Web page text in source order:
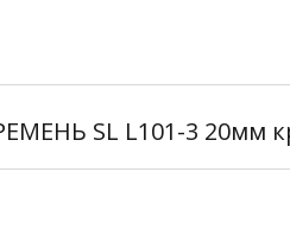
SL L101-3 20мм